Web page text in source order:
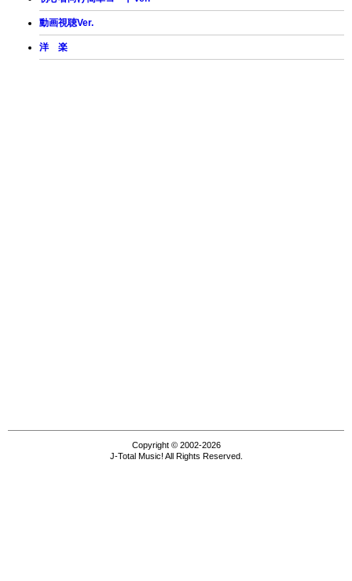
動画視聴Ver.
洋 楽
Copyright © 2002-2026
J-Total Music! All Rights Reserved.